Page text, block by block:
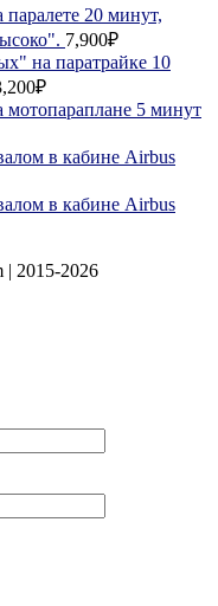
паралете 20 минут,
7,900₽
на паратрайке 10
мотопараплане 5 минут
в кабине Airbus
в кабине Airbus
2015-2026